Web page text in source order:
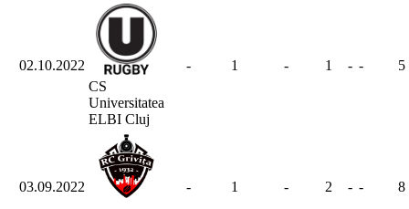
02.10.2022
CS
Universitatea
ELBI Cluj
- 1 - 1 - - 5
03.09.2022 - 1 - 2 - - 8